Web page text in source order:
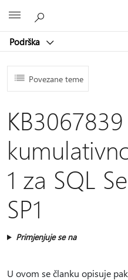
Podrška
Povezane teme
1 za SQL
SP1
Primjenjuje se na
U ovom se članku opisuje